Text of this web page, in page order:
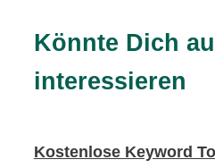
Könnte Dich
interessieren
Kostenlose Keyword